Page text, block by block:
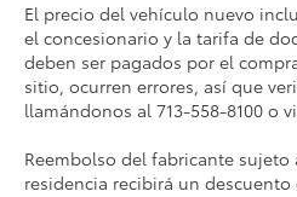
El precio del vehículo nuevo
el concesionario y la tarifa de
deben ser pagados por el
sitio, ocurren errores, así que
llamándonos al 713-558-8100 o
Reembolso del fabricante
residencia recibirá un